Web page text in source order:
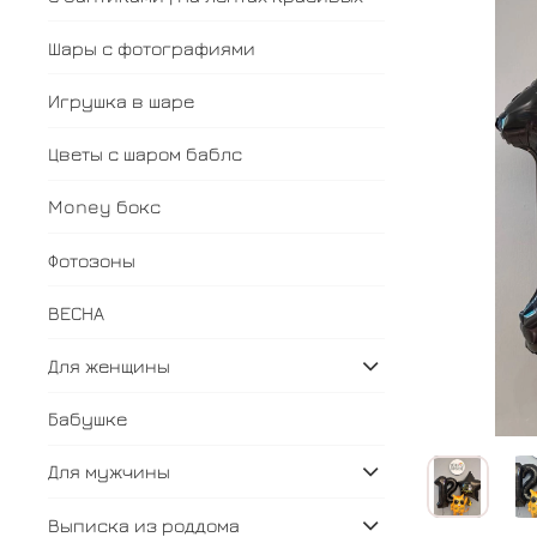
Шары с фотографиями
Игрушка в шаре
Цветы с шаром баблс
Money бокс
Фотозоны
ВЕСНА
Для женщины
Бабушке
Для мужчины
Выписка из роддома